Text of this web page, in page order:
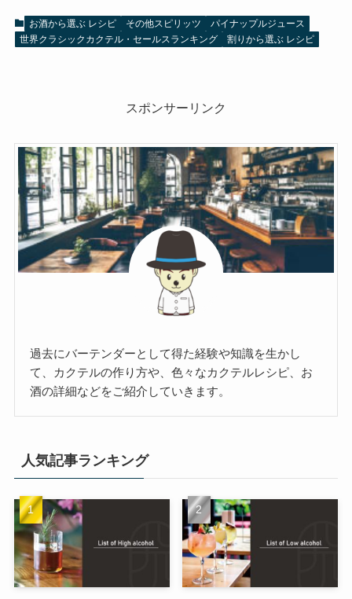
お酒から選ぶ レシピ その他スピリッツ
パイナップルジュース
世界クラシックカクテル・セールスランキング
割りから選ぶ レシピ
スポンサーリンク
過去にバーテンダーとして得た経験や知識を生かし
て、カクテルの作り方や、色々なカクテルレシピ、お
酒の詳細などをご紹介していきます。
人気記事ランキング